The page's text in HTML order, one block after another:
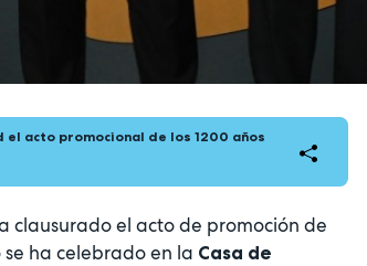
acto promocional de los 1200 años
clausurado el acto de promoción de
se ha celebrado en la Casa de